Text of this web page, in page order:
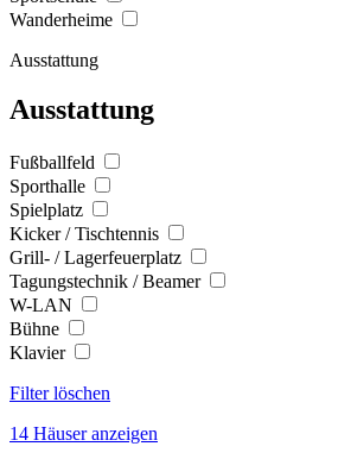
Wanderheime
Ausstattung
Ausstattung
Fußballfeld
Sporthalle
Spielplatz
Kicker / Tischtennis
Grill- / Lagerfeuerplatz
Tagungstechnik / Beamer
W-LAN
Bühne
Klavier
Filter löschen
14 Häuser anzeigen